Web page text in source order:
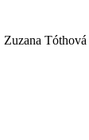
Zuzana Tóthová